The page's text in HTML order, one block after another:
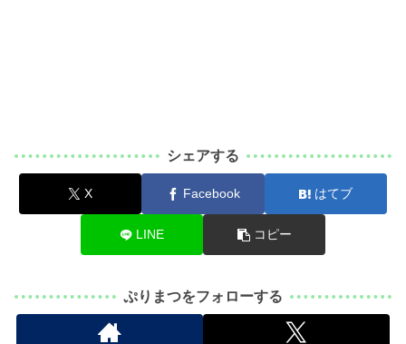
シェアする
X Facebook はてブ
LINE コピー
ぷりまつをフォローする